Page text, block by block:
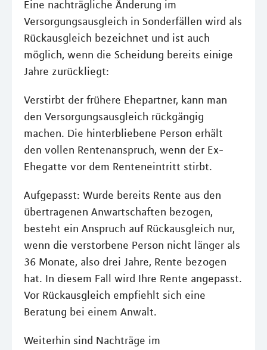
Eine nachträgliche Änderung im
Versorgungsausgleich in Sonderfällen wird als
Rückausgleich bezeichnet und ist auch
möglich, wenn die Scheidung bereits einige
Jahre zurückliegt:
Verstirbt der frühere Ehepartner, kann man
den Versorgungsausgleich rückgängig
machen. Die hinterbliebene Person erhält
den vollen Rentenanspruch, wenn der Ex-
Ehegatte vor dem Renteneintritt stirbt.
Aufgepasst: Wurde bereits Rente aus den
übertragenen Anwartschaften bezogen,
besteht ein Anspruch auf Rückausgleich nur,
wenn die verstorbene Person nicht länger als
36 Monate, also drei Jahre, Rente bezogen
hat. In diesem Fall wird Ihre Rente angepasst.
Vor Rückausgleich empfiehlt sich eine
Beratung bei einem Anwalt.
Weiterhin sind Nachträge im